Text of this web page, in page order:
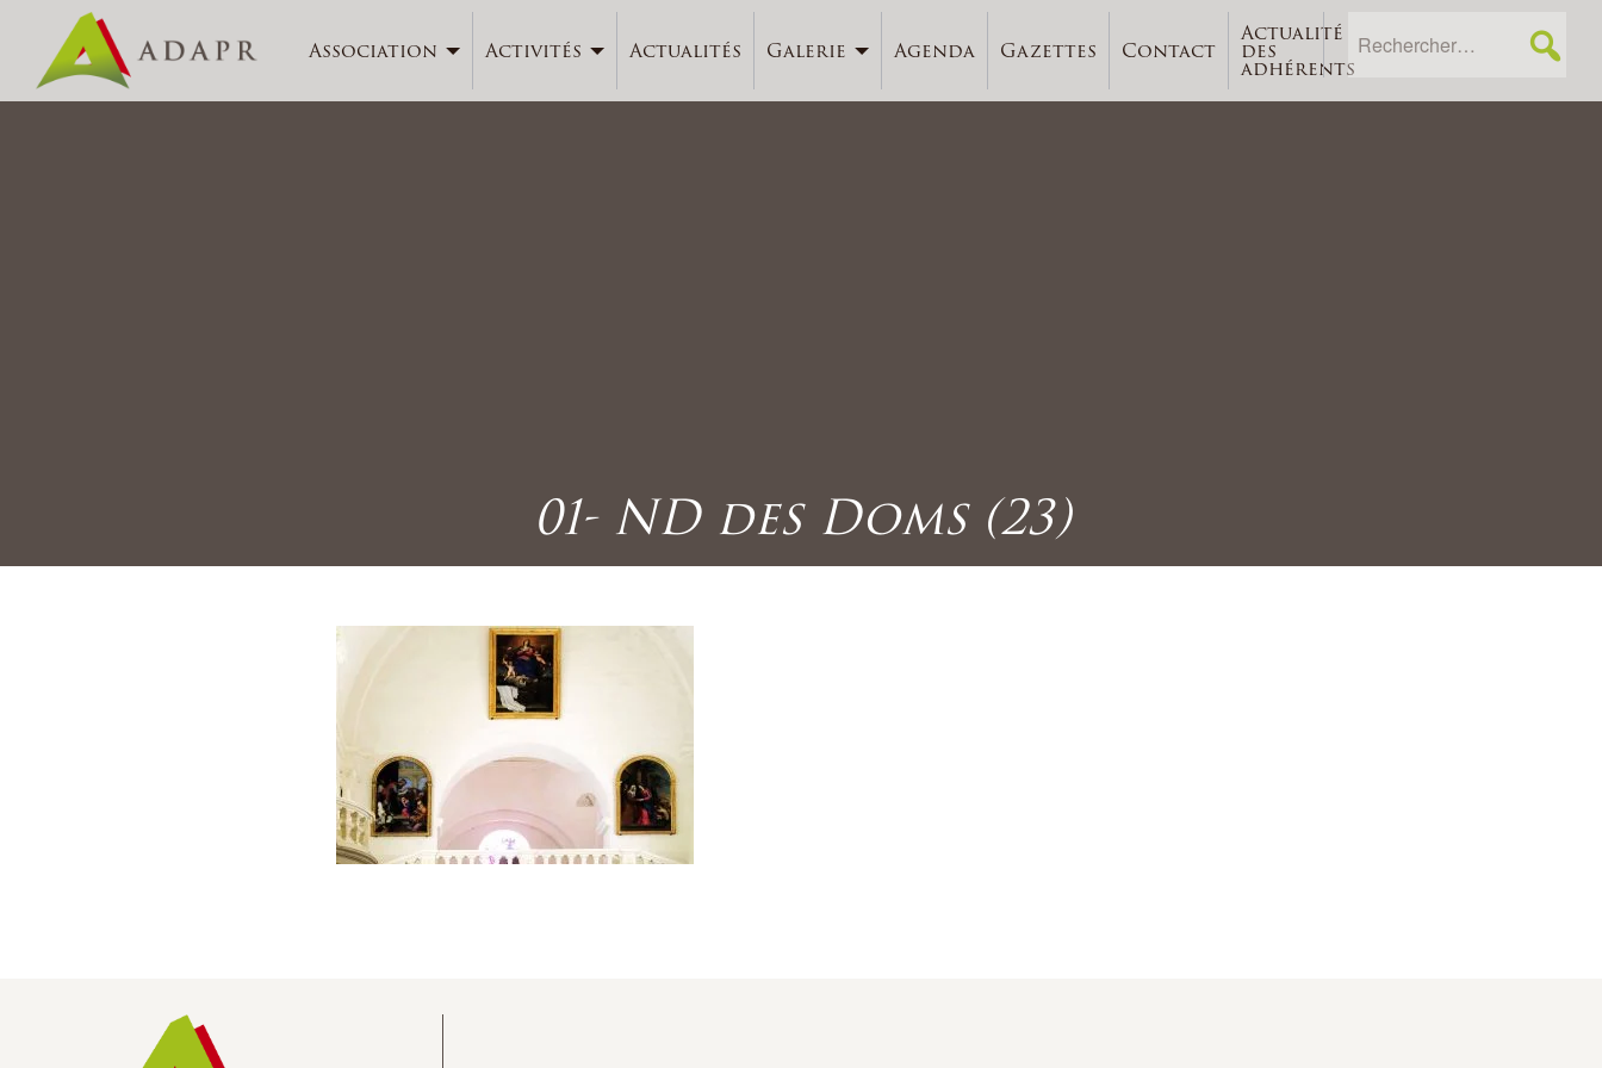
Association Activités Actualités Galerie Agenda Gazettes Contact
Actualité
des
adhérents
01- ND des Doms (23)